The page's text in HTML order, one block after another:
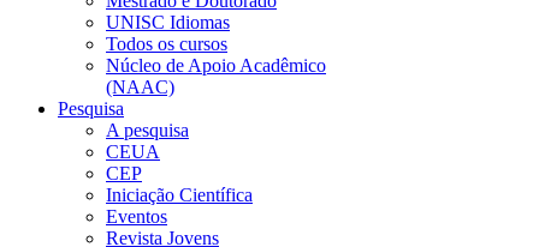
UNISC Idiomas
Todos os cursos
Núcleo de Apoio Acadêmico
(NAAC)
Pesquisa
A pesquisa
CEUA
CEP
Iniciação Científica
Eventos
Revista Jovens